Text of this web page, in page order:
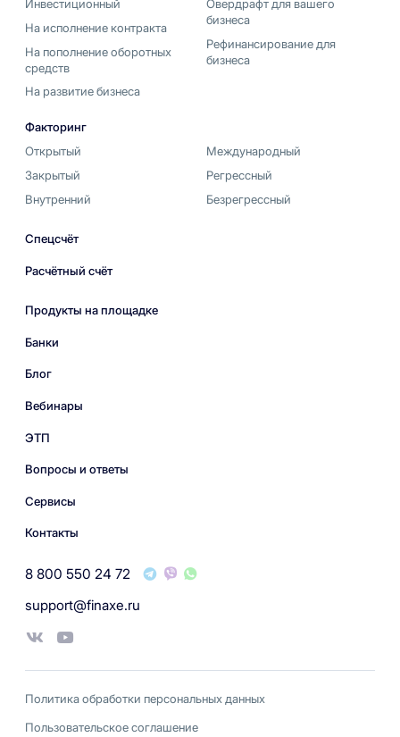
Инвестиционный
На исполнение контракта
На пополнение оборотных
средств
На развитие бизнеса
Овердрафт для вашего
бизнеса
Рефинансирование для
бизнеса
Факторинг
Открытый
Закрытый
Внутренний
Международный
Регрессный
Безрегрессный
Спецсчёт
Расчётный счёт
Продукты на площадке
Банки
Блог
Вебинары
ЭТП
Вопросы и ответы
Сервисы
Контакты
8 800 550 24 72
support@finaxe.ru
Политика обработки персональных данных
Пользовательское соглашение